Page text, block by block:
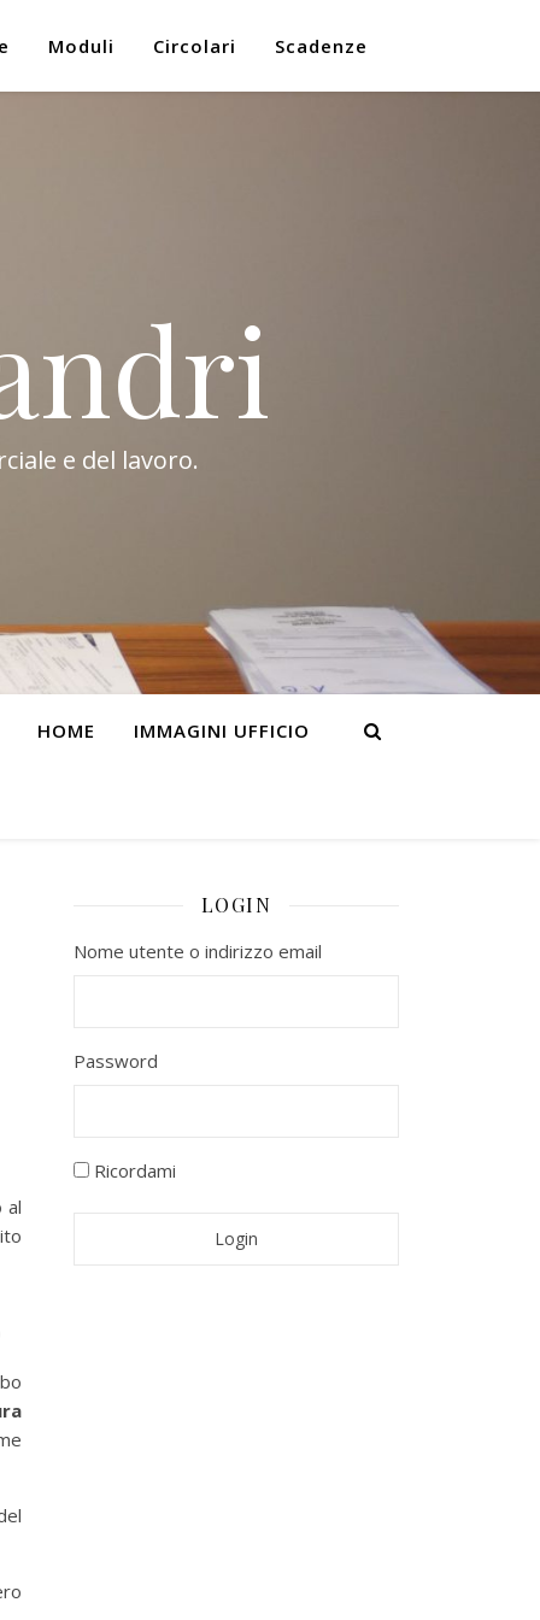
Moduli Circolari Scadenze
e del lavoro.
HOME IMMAGINI UFFICIO
al
LOGIN
Nome utente o indirizzo email
Password
Ricordami